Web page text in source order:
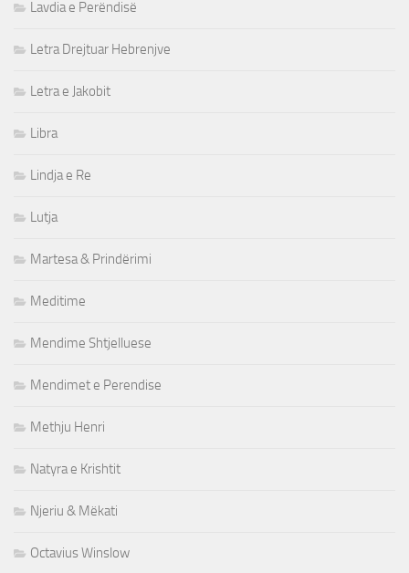
Lavdia e Perëndisë
Letra Drejtuar Hebrenjve
Letra e Jakobit
Libra
Lindja e Re
Lutja
Martesa & Prindërimi
Meditime
Mendime Shtjelluese
Mendimet e Perendise
Methju Henri
Natyra e Krishtit
Njeriu & Mëkati
Octavius Winslow